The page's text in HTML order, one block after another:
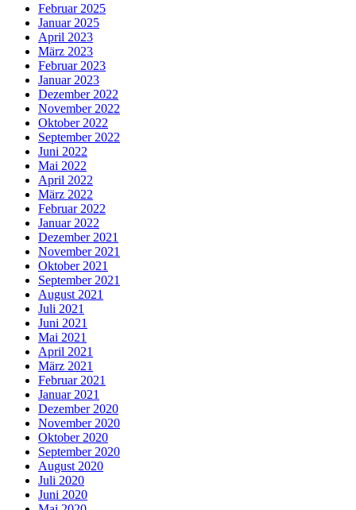
Februar 2025
Januar 2025
April 2023
März 2023
Februar 2023
Januar 2023
Dezember 2022
November 2022
Oktober 2022
September 2022
Juni 2022
Mai 2022
April 2022
März 2022
Februar 2022
Januar 2022
Dezember 2021
November 2021
Oktober 2021
September 2021
August 2021
Juli 2021
Juni 2021
Mai 2021
April 2021
März 2021
Februar 2021
Januar 2021
Dezember 2020
November 2020
Oktober 2020
September 2020
August 2020
Juli 2020
Juni 2020